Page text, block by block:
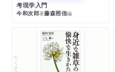
考現学入門
今和次郎著藤森照信編
ちくま文庫